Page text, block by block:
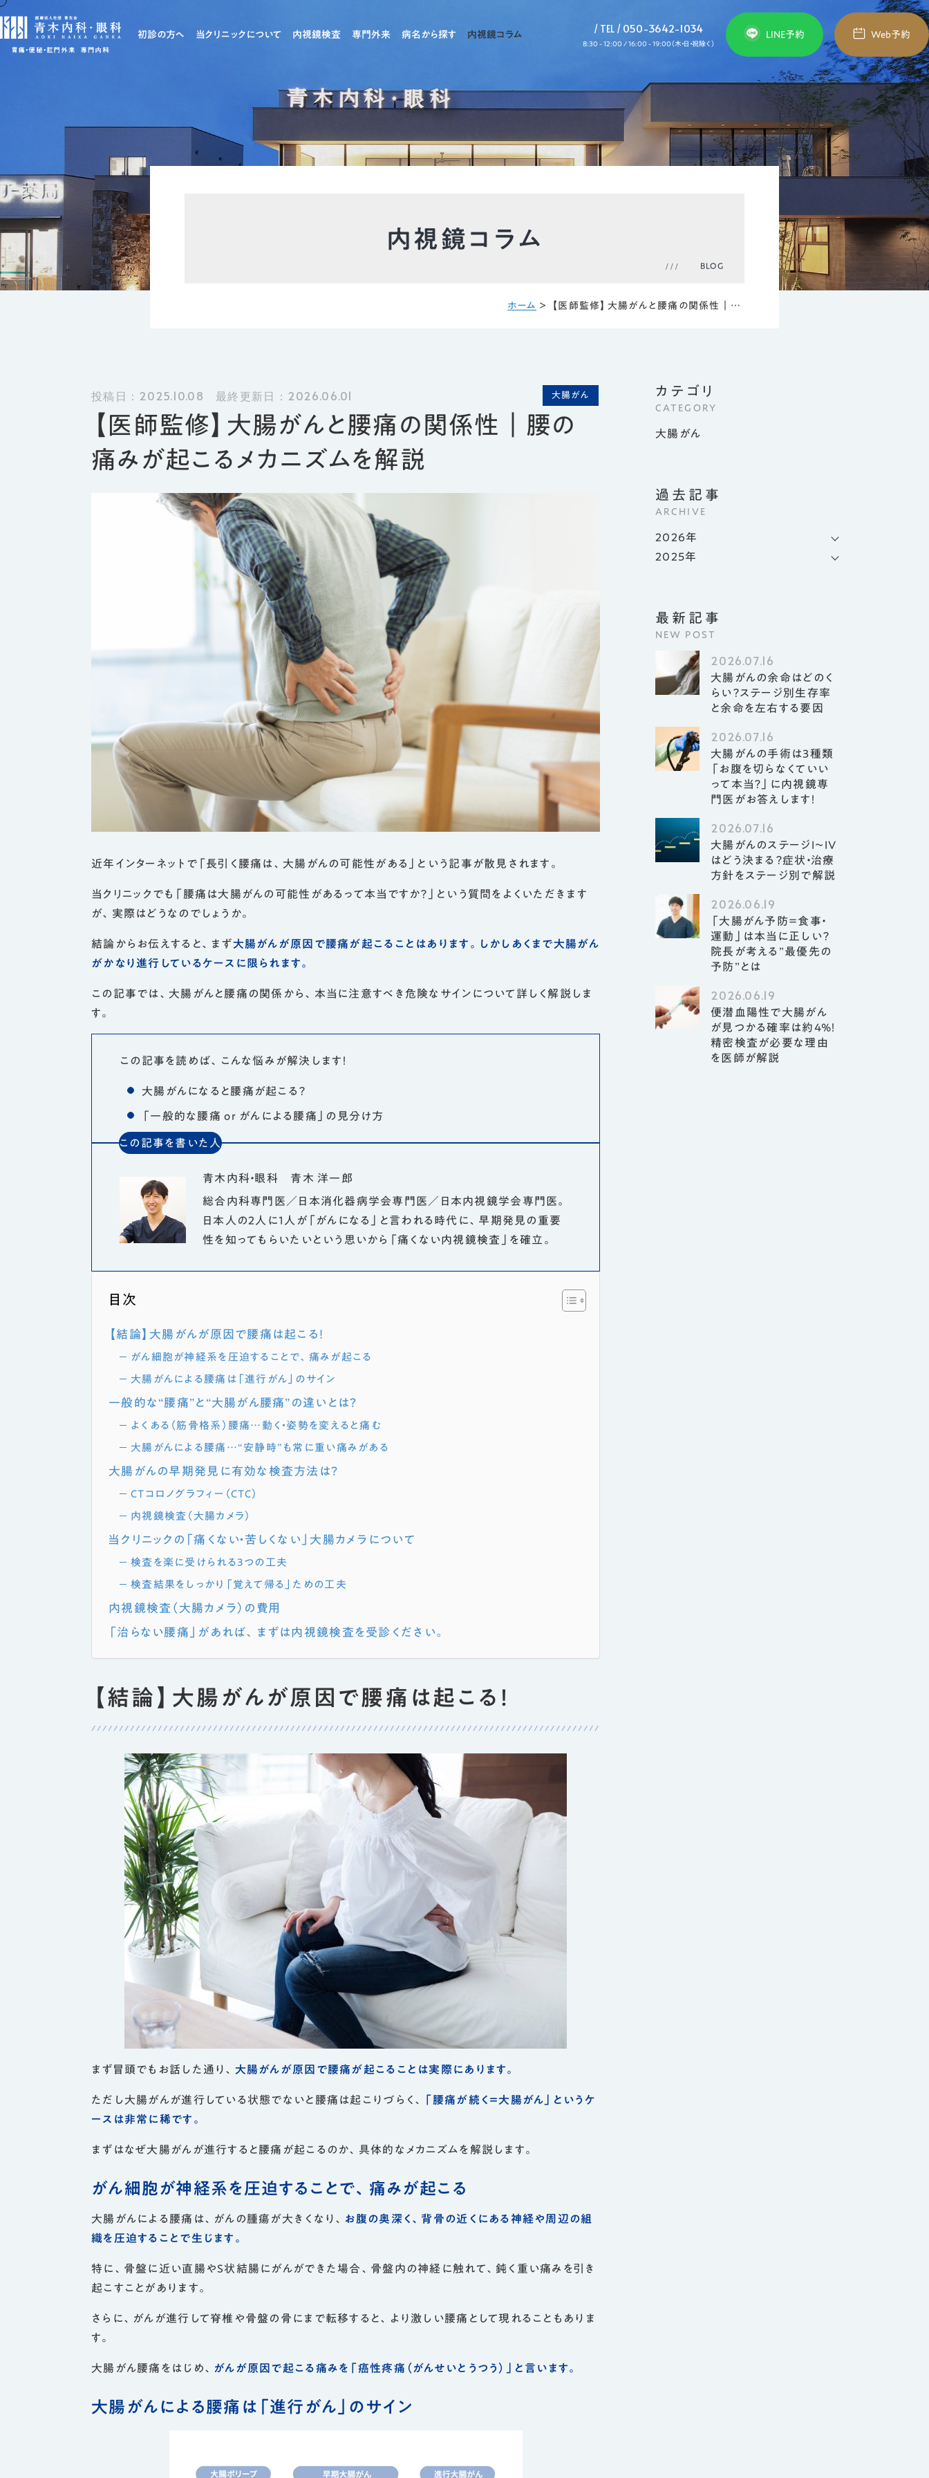
初診の方へ 当クリニックについて
医院概要
専門外来
内視鏡検査
大腸カメラ検査
腹部超音波検査
専門外来
発熱外来
便秘外来
リハビリテーション
病名から探す
胃がん
逆流性食道炎
大腸がん
内視鏡コラム / TEL / 050-3642-1034
8:30 - 12:00 / 16:00 - 19:00（木・日・祝除く）
LINE予約 Web予約
About
専門外来
大腸カメラ（大腸内視鏡）検査
胃カメラ（上部消化管内視鏡）検査
腹部超音波（腹部エコー）検査
リハビリテーション 介護施設案内
病名から探す
内視鏡カメラでよくある質問
SNS 新着情報プライバシーポリシー サイトマップ
050-3642-1034
8:30 - 12:00 / 16:00 - 19:00（木・日・祝除
く）
〒502-0932
岐阜県岐阜市則武中3丁目5番15号
【お車でお越しの方】
JR岐阜駅・名鉄岐阜駅から岐阜市内（則武中方
面）経由で約15分
【岐阜バスご利用の方】
「則武小学校前」徒歩2分
【コミュニティバスご利用の方】
「青木内科眼科」徒歩1分
※お車の場合は、院内の無料駐車場をご利用いた
内視鏡コラム
BLOG
ホーム ＞ 【医師監修】大腸がんと腰痛の関係性｜腰の痛みが起こるメカニズムを解説
投稿日：2025.10.08 最終更新日：2026.06.01 大腸がん
【医師監修】大腸がんと腰痛の関係性｜腰の
痛みが起こるメカニズムを解説
近年インターネットで「長引く腰痛は、大腸がんの可能性がある」という記事が散見されます。
当クリニックでも「腰痛は大腸がんの可能性があるって本当ですか？」という質問をよくいただきます
が、実際はどうなのでしょうか。
結論からお伝えすると、まず大腸がんが原因で腰痛が起こることはあります。しかしあくまで大腸がん
がかなり進行しているケースに限られます。
この記事では、大腸がんと腰痛の関係から、本当に注意すべき危険なサインについて詳しく解説しま
す。
この記事を読めば、こんな悩みが解決します！
大腸がんになると腰痛が起こる？
「一般的な腰痛 or がんによる腰痛」の見分け方
この記事を書いた人
青木内科・眼科 青木 洋一郎
総合内科専門医／日本消化器病学会専門医／日本内視鏡学会専門医。
日本人の2人に1人が「がんになる」と言われる時代に、早期発見の重要
性を知ってもらいたいという思いから「痛くない内視鏡検査」を確立。
目次
【結論】大腸がんが原因で腰痛は起こる！
がん細胞が神経系を圧迫することで、痛みが起こる
大腸がんによる腰痛は「進行がん」のサイン
一般的な“腰痛”と“大腸がん腰痛”の違いとは？
よくある（筋骨格系）腰痛…動く・姿勢を変えると痛む
大腸がんによる腰痛…“安静時”も常に重い痛みがある
大腸がんの早期発見に有効な検査方法は？
CTコロノグラフィー（CTC）
内視鏡検査（大腸カメラ）
当クリニックの「痛くない・苦しくない」大腸カメラについて
検査を楽に受けられる3つの工夫
検査結果をしっかり「覚えて帰る」ための工夫
内視鏡検査（大腸カメラ）の費用
「治らない腰痛」があれば、まずは内視鏡検査を受診ください。
【結論】大腸がんが原因で腰痛は起こる！
まず冒頭でもお話した通り、 大腸がんが原因で腰痛が起こることは実際にあります。
ただし大腸がんが進行している状態でないと腰痛は起こりづらく、
「腰痛が続く＝大腸がん」というケ
ースは非常に稀です。
まずはなぜ大腸がんが進行すると腰痛が起こるのか、具体的なメカニズムを解説します。
がん細胞が神経系を圧迫することで、痛みが起こる
大腸がんによる腰痛は、がんの腫瘍が大きくなり、 お腹の奥深く、背骨の近くにある神経や周辺の組
織を圧迫することで生じます。
特に、骨盤に近い直腸やS状結腸にがんができた場合、骨盤内の神経に触れて、鈍く重い痛みを引き
起こすことがあります。
さらに、がんが進行して脊椎や骨盤の骨にまで転移すると、より激しい腰痛として現れることもありま
す。
大腸がん腰痛をはじめ、 がんが原因で起こる痛みを「癌性疼痛（がんせいとうつう）」と言います。
大腸がんによる腰痛は「進行がん」のサイン
カテゴリ
CATEGORY
大腸がん
過去記事
ARCHIVE
2026年
2025年
最新記事
NEW POST
2026.07.16
大腸がんの余命はどのく
らい？ステージ別生存率
と余命を左右する要因
2026.07.16
大腸がんの手術は3種類
「お腹を切らなくていい
って本当？」に内視鏡専
門医がお答えします！
2026.07.16
大腸がんのステージI〜IV
はどう決まる？症状・治療
方針をステージ別で解説
2026.06.19
「大腸がん予防＝食事・
運動」は本当に正しい？
院長が考える”最優先の
予防”とは
2026.06.19
便潜血陽性で大腸がん
が見つかる確率は約4%！
精密検査が必要な理由
を医師が解説